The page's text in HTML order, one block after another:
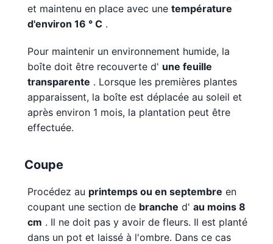
et maintenu en place avec une température
d'environ 16 ° C .
Pour maintenir un environnement humide, la
boîte doit être recouverte d' une feuille
transparente . Lorsque les premières plantes
apparaissent, la boîte est déplacée au soleil et
après environ 1 mois, la plantation peut être
effectuée.
Coupe
Procédez au printemps ou en septembre en
coupant une section de branche d' au moins 8
cm . Il ne doit pas y avoir de fleurs. Il est planté
dans un pot et laissé à l'ombre. Dans ce cas